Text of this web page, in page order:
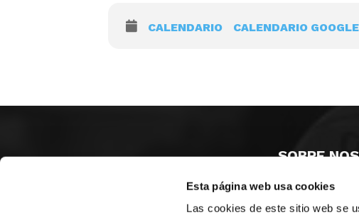
Esta página web usa cookies
Las cookies de este sitio web se
CALENDARIO CALENDARIO GOOGLE
SOBRE
CASTELLON
VALENCIA